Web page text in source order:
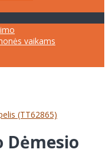
vaikams
(TT62865)
Dėmesio